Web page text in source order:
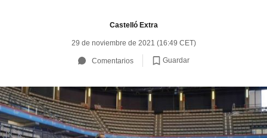
Castelló Extra
29 de noviembre de 2021 (16:49 CET)
Comentarios Guardar